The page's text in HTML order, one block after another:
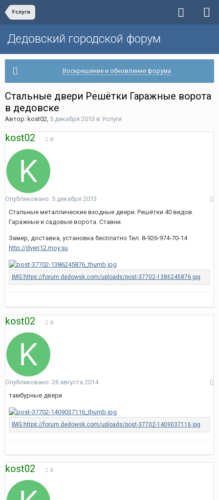
Услуги
Дедовский городской форум
Воскрешение и обновление форума
Стальные двери Решётки Гаражные ворота
в дедовске
Автор: kost02, 5 декабря 2013 в Услуги
kost02 0
Опубликовано: 5 декабря 2013
Стальные металлические входные двери. Решётки 40 видов.
Гаражные и садовые ворота. Ставни.
Замер, доставка, установка бесплатно Тел. 8-926-974-70-14
http://dveri12.moy.su
kost02 0
Опубликовано: 26 августа 2014
тамбурные двери
kost02 0